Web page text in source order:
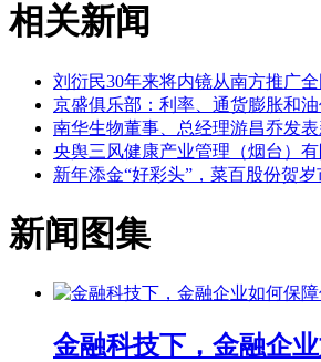
相关新闻
刘衍民30年来将内镜从南方推广
京盛俱乐部：利率、通货膨胀和
南华生物董事、总经理游昌乔发
央舆三风健康产业管理（烟台）
新年添金“好彩头”，菜百股份贺
新闻图集
金融科技下，金融企